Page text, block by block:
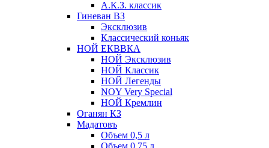
А.К.З. классик
Гиневан ВЗ
Эксклюзив
Классический коньяк
НОЙ ЕКВВКА
НОЙ Эксклюзив
НОЙ Классик
НОЙ Легенды
NOY Very Speсial
НОЙ Кремлин
Оганян КЗ
Мадатовъ
Объем 0,5 л
Объем 0,75 л